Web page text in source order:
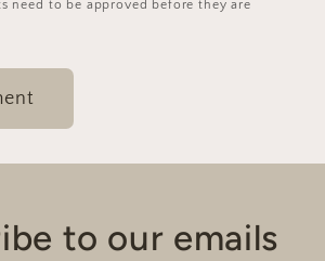
need to be approved before they are
to our emails